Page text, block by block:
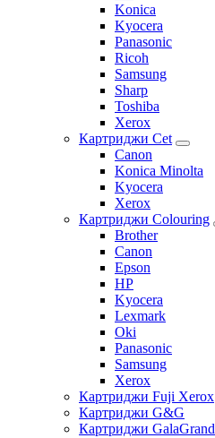
Konica
Kyocera
Panasonic
Ricoh
Samsung
Sharp
Toshiba
Xerox
Картриджи Cet
Canon
Konica Minolta
Kyocera
Xerox
Картриджи Colouring
Brother
Canon
Epson
HP
Kyocera
Lexmark
Oki
Panasonic
Samsung
Xerox
Картриджи Fuji Xerox
Картриджи G&G
Картриджи GalaGrand